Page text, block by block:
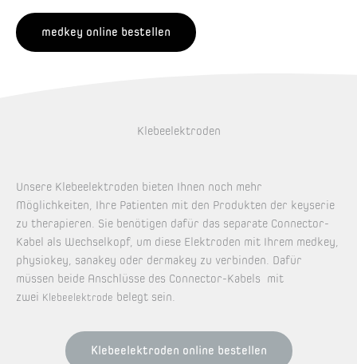
medkey online bestellen
Klebeelektroden
Unsere Klebeelektroden bieten Ihnen noch mehr
Möglichkeiten, Ihre Patienten mit den Produkten der keyserie
zu therapieren. Sie benötigen dafür das separate Connector-
Kabel als Wechselkopf, um diese Elektroden mit Ihrem medkey,
physiokey, sanakey oder dermakey zu verbinden. Dafür
müssen beide Anschlüsse des Connector-Kabels mit
zwei Klebeelektrode belegt sein.
Klebeelektroden online bestellen